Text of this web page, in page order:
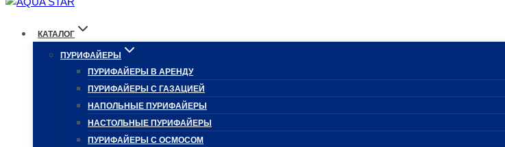
КАТАЛОГ
ПУРИФАЙЕРЫ
ПУРИФАЙЕРЫ В АРЕНДУ
ПУРИФАЙЕРЫ С ГАЗАЦИЕЙ
НАПОЛЬНЫЕ ПУРИФАЙЕРЫ
НАСТОЛЬНЫЕ ПУРИФАЙЕРЫ
ПУРИФАЙЕРЫ С ОСМОСОМ